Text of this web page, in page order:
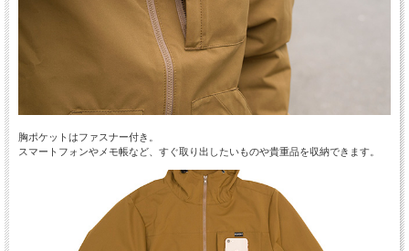
胸ポケットはファスナー付き。
スマートフォンやメモ帳など、すぐ取り出したいものや貴重品を収納できます。